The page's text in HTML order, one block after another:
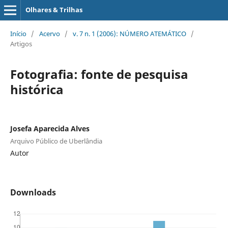
Olhares & Trilhas
Início / Acervo / v. 7 n. 1 (2006): NÚMERO ATEMÁTICO /
Artigos
Fotografia: fonte de pesquisa
histórica
Josefa Aparecida Alves
Arquivo Público de Uberlândia
Autor
Downloads